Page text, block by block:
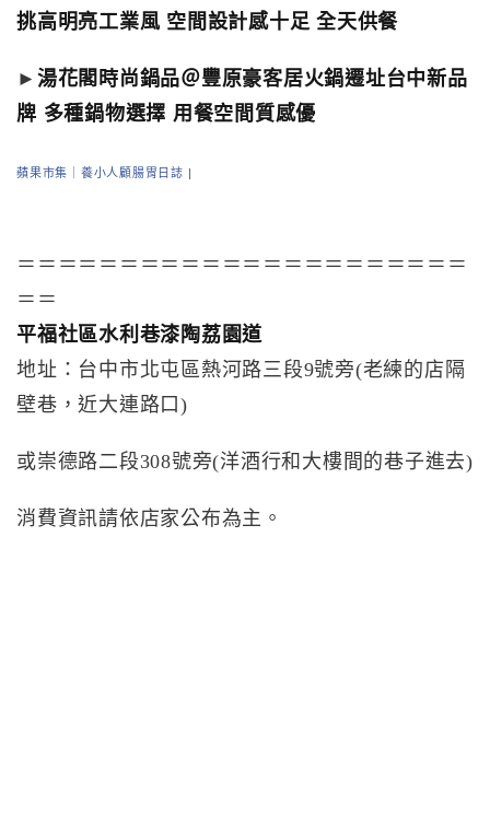
挑高明亮工業風 空間設計感十足 全天供餐
► 湯花閣時尚鍋品＠豐原豪客居火鍋遷址台中新品
牌 多種鍋物選擇 用餐空間質感優
蘋果市集｜養小人顧腸胃日誌
＝＝＝＝＝＝＝＝＝＝＝＝＝＝＝＝＝＝＝＝＝＝
＝＝
平福社區水利巷漆陶荔園道
地址：台中市北屯區熱河路三段9號旁(老練的店隔
壁巷，近大連路口)
或崇德路二段308號旁(洋酒行和大樓間的巷子進去)
消費資訊請依店家公布為主。